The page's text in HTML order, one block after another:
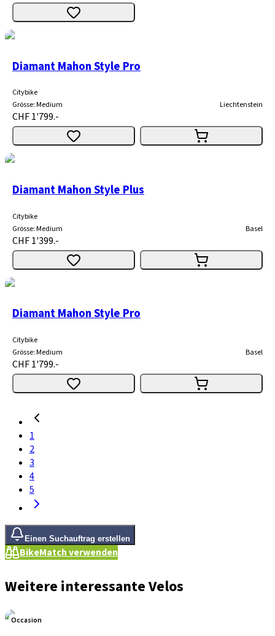
Diamant Mahon Style Pro
Citybike
Grösse:Medium Liechtenstein
CHF 1'799.-
Diamant Mahon Style Plus
Citybike
Grösse:Medium Basel
CHF 1'399.-
Diamant Mahon Style Pro
Citybike
Grösse:Medium Basel
CHF 1'799.-
1
2
3
4
5
Einen Suchauftrag erstellen
BikeMatch verwenden
Weitere interessante Velos
Occasion